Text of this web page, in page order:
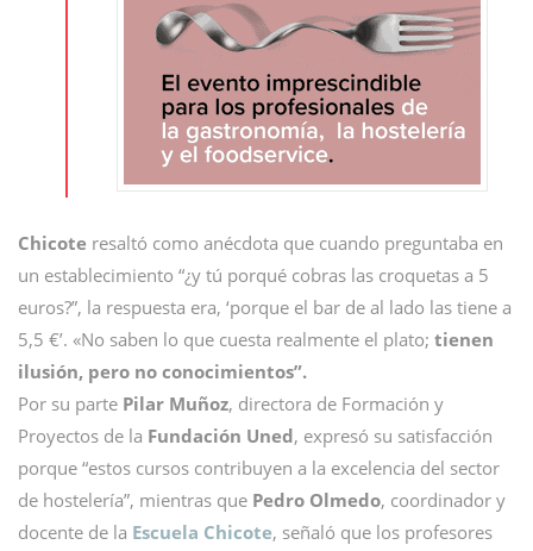
Chicote resaltó como anécdota que cuando preguntaba en
un establecimiento “¿y tú porqué cobras las croquetas a 5
euros?”, la respuesta era, ‘porque el bar de al lado las tiene a
5,5 €’. «No saben lo que cuesta realmente el plato; tienen
ilusión, pero no conocimientos”.
Por su parte Pilar Muñoz, directora de Formación y
Proyectos de la Fundación Uned, expresó su satisfacción
porque “estos cursos contribuyen a la excelencia del sector
de hostelería”, mientras que Pedro Olmedo, coordinador y
docente de la Escuela Chicote, señaló que los profesores